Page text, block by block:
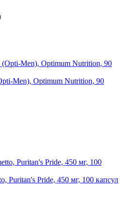
Men), Optimum Nutrition, 90
Puritan's Pride, 450 мг, 100 капсул